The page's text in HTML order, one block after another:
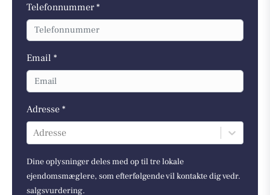
Telefonnummer *
Email *
Adresse *
Adresse
Dine oplysninger deles med op til tre lokale
ejendomsmæglere, som efterfølgende vil kontakte dig vedr.
salgsvurdering.